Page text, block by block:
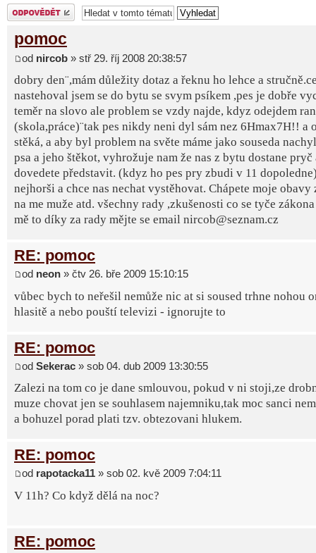
Odeslat odpověď
pomoc
od nircob » stř 29. říj 2008 20:38:57
dobry den¨,mám důležity dotaz a řeknu ho lehce a
nastehoval jsem se do bytu se svym psíkem ,pes je dobře
teměr na slovo ale problem se vzdy najde, kdyz odejdem
(skola,práce)¨tak pes nikdy neni dyl sám nez 6Hmax7H!! a
stěká, a aby byl problem na světe máme jako souseda
psa a jeho štěkot, vyhrožuje nam že nas z bytu dostane
dovedete představit. (kdyz ho pes pry zbudi v 11
nejhorši a chce nas nechat vystěhovat. Chápete moje
na me muže atd. všechny rady ,zkušenosti co se tyče
mě to díky za rady mějte se email nircob@seznam.cz
RE: pomoc
od neon » čtv 26. bře 2009 15:10:15
vůbec bych to neřešil nemůže nic at si soused trhne nohou
hlasitě a nebo pouští televizi - ignorujte to
RE: pomoc
od Sekerac » sob 04. dub 2009 13:30:55
Zalezi na tom co je dane smlouvou, pokud v ni stoji,ze
muze chovat jen se souhlasem najemniku,tak moc sanci
a bohuzel porad plati tzv. obtezovani hlukem.
RE: pomoc
od rapotacka11 » sob 02. kvě 2009 7:04:11
V 11h? Co když dělá na noc?
RE: pomoc